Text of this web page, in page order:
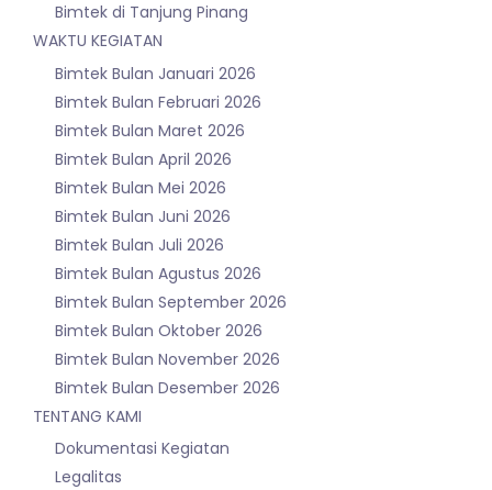
Bimtek di Tanjung Pinang
WAKTU KEGIATAN
Bimtek Bulan Januari 2026
Bimtek Bulan Februari 2026
Bimtek Bulan Maret 2026
Bimtek Bulan April 2026
Bimtek Bulan Mei 2026
Bimtek Bulan Juni 2026
Bimtek Bulan Juli 2026
Bimtek Bulan Agustus 2026
Bimtek Bulan September 2026
Bimtek Bulan Oktober 2026
Bimtek Bulan November 2026
Bimtek Bulan Desember 2026
TENTANG KAMI
Dokumentasi Kegiatan
Legalitas